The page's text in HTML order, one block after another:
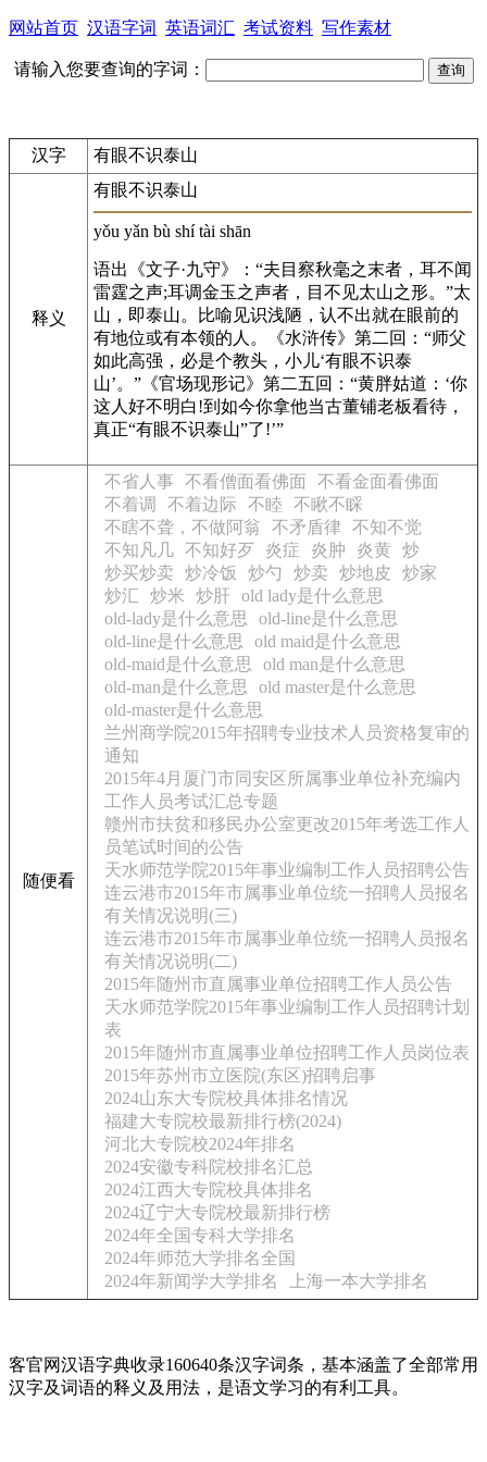
网站首页 汉语字词 英语词汇 考试资料 写作素材
请输入您要查询的字词：
汉字 有眼不识泰山
释义
有眼不识泰山
yǒu yǎn bù shí tài shān
语出《文子·九守》：“夫目察秋毫之末者，耳不闻
雷霆之声;耳调金玉之声者，目不见太山之形。”太
山，即泰山。比喻见识浅陋，认不出就在眼前的
有地位或有本领的人。《水浒传》第二回：“师父
如此高强，必是个教头，小儿‘有眼不识泰
山’。”《官场现形记》第二五回：“黄胖姑道：‘你
这人好不明白!到如今你拿他当古董铺老板看待，
真正“有眼不识泰山”了!’”
随便看
不省人事 不看僧面看佛面
不看金面看佛面
不着调
不着边际 不睦
不瞅不睬
不瞎不聋，不做阿翁
不矛盾律 不知不觉
不知凡几 不知好歹 炎症 炎肿 炎黄 炒
炒买炒卖
炒冷饭 炒勺 炒卖 炒地皮
炒家
炒汇
炒米 炒肝
old lady是什么意思
old-lady是什么意思
old-line是什么意思
old-line是什么意思
old maid是什么意思
old-maid是什么意思
old man是什么意思
old-man是什么意思
old master是什么意思
old-master是什么意思
兰州商学院2015年招聘专业技术人员资格复审的
通知
2015年4月厦门市同安区所属事业单位补充编内
工作人员考试汇总专题
赣州市扶贫和移民办公室更改2015年考选工作人
员笔试时间的公告
天水师范学院2015年事业编制工作人员招聘公告
连云港市2015年市属事业单位统一招聘人员报名
有关情况说明(三)
连云港市2015年市属事业单位统一招聘人员报名
有关情况说明(二)
2015年随州市直属事业单位招聘工作人员公告
天水师范学院2015年事业编制工作人员招聘计划
表
2015年随州市直属事业单位招聘工作人员岗位表
2015年苏州市立医院(东区)招聘启事
2024山东大专院校具体排名情况
福建大专院校最新排行榜(2024)
河北大专院校2024年排名
2024安徽专科院校排名汇总
2024江西大专院校具体排名
2024辽宁大专院校最新排行榜
2024年全国专科大学排名
2024年师范大学排名全国
2024年新闻学大学排名
上海一本大学排名
客官网汉语字典收录160640条汉字词条，基本涵盖了全部常用
汉字及词语的释义及用法，是语文学习的有利工具。